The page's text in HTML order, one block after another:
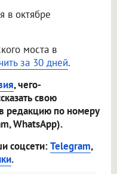
в октябре
моста в
за 30 дней.
, чего-
свою
редакцию по номеру
WhatsApp).
соцсети:Telegram,
.